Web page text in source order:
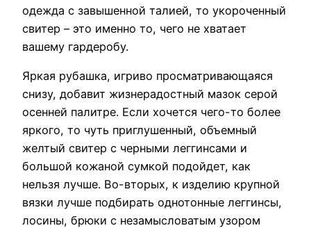
одежда с завышенной талией, то укороченный
свитер – это именно то, чего не хватает
вашему гардеробу.
Яркая рубашка, игриво просматривающаяся
снизу, добавит жизнерадостный мазок серой
осенней палитре. Если хочется чего-то более
яркого, то чуть приглушенный, объемный
желтый свитер с черными леггинсами и
большой кожаной сумкой подойдет, как
нельзя лучше. Во-вторых, к изделию крупной
вязки лучше подбирать однотонные леггинсы,
лосины, брюки с незамысловатым узором